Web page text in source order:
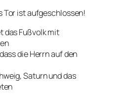
Tor ist aufgeschlossen!
das Fußvolk mit
die Herrn auf den
Saturn und das